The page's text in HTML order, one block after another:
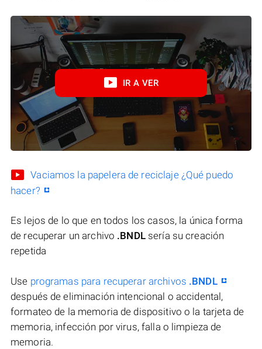
IR A VER
Vaciamos la papelera de reciclaje ¿Qué puedo
hacer?
Es lejos de lo que en todos los casos, la única forma
de recuperar un archivo .BNDLsería su creación
repetida
Use programas para recuperar archivos .BNDL
después de eliminación intencional o accidental,
formateo de la memoria de dispositivo o la tarjeta de
memoria, infección por virus, falla o limpieza de
memoria.